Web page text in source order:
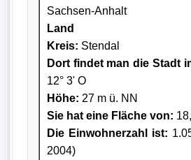
Sachsen-Anhalt
Land
Kreis: Stendal
Dort findet man die Stadt
12° 3' O
Höhe: 27 m ü. NN
Sie hat eine Fläche von:
Die Einwohnerzahl ist:
2004)